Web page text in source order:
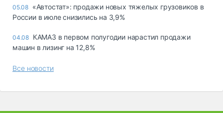
05.08 «Автостат»: продажи новых тяжелых грузовиков в
России в июле снизились на 3,9%
04.08 КАМАЗ в первом полугодии нарастил продажи
машин в лизинг на 12,8%
Все новости